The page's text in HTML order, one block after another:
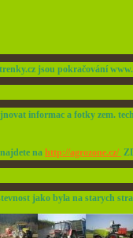
jsou pokračování
informac a fotky zem.
na http://agrozone.cz/
jako byla na starych